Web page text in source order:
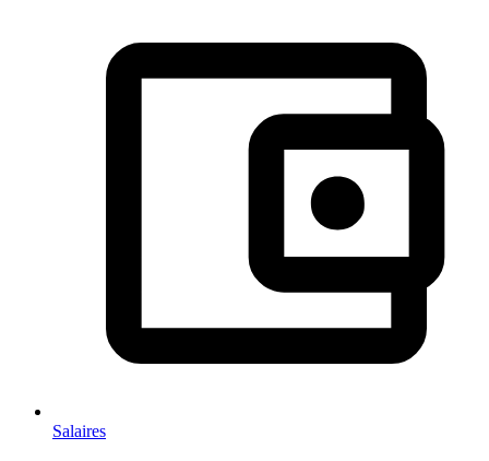
Salaires